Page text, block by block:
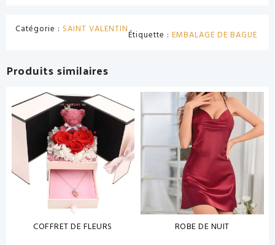
Catégorie : SAINT VALENTINÉtiquette : EMBALAGE DE BAGUE
Produits similaires
COFFRET DE FLEURS ROBE DE NUIT